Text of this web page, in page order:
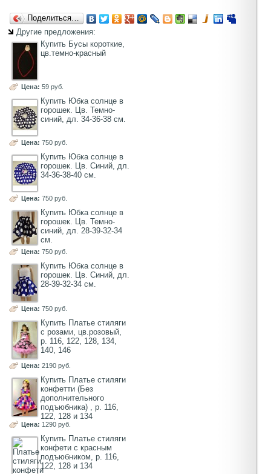
Поделиться…
Другие предложения:
Купить Бусы короткие,
цв.темно-красный
Цена: 59 руб.
Купить Юбка солнце в
горошек. Цв. Темно-
синий, дл. 34-36-38 см.
Цена: 750 руб.
Купить Юбка солнце в
горошек. Цв. Синий, дл.
34-36-38-40 см.
Цена: 750 руб.
Купить Юбка солнце в
горошек. Цв. Темно-
синий, дл. 28-39-32-34
см.
Цена: 750 руб.
Купить Юбка солнце в
горошек. Цв. Синий, дл.
28-39-32-34 см.
Цена: 750 руб.
Купить Платье стиляги
с розами, цв.розовый,
р. 116, 122, 128, 134,
140, 146
Цена: 2190 руб.
Купить Платье стиляги
конфетти (Без
дополнительного
подъюбника) , р. 116,
122, 128 и 134
Цена: 1290 руб.
Купить Платье стиляги
конфети с красным
подъюбником, р. 116,
122, 128 и 134